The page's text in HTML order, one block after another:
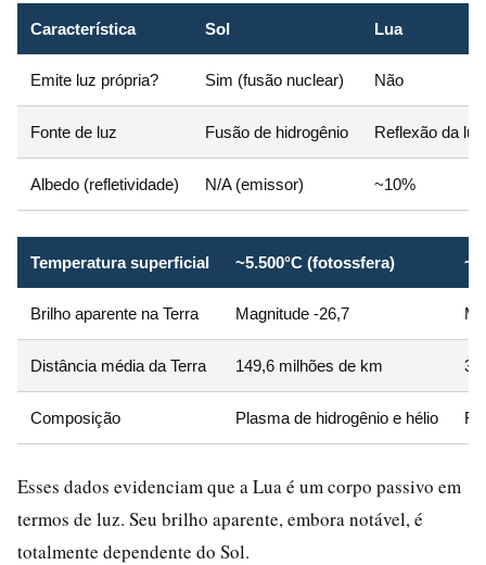
Característica Sol Lua
Emite luz própria? Sim (fusão nuclear) Não
Fonte de luz Fusão de hidrogênio Reflexão da
Albedo (refletividade) N/A (emissor) ~10%
Temperatura superficial ~5.500°C (fotossfera)
Brilho aparente na Terra Magnitude -26,7
Distância média da Terra 149,6 milhões de km
Composição Plasma de hidrogênio e hélio
Esses dados evidenciam que a Lua é um corpo passivo em
termos de luz. Seu brilho aparente, embora notável, é
totalmente dependente do Sol.